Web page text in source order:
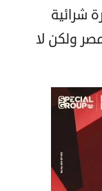
شرائية
ولكن لا